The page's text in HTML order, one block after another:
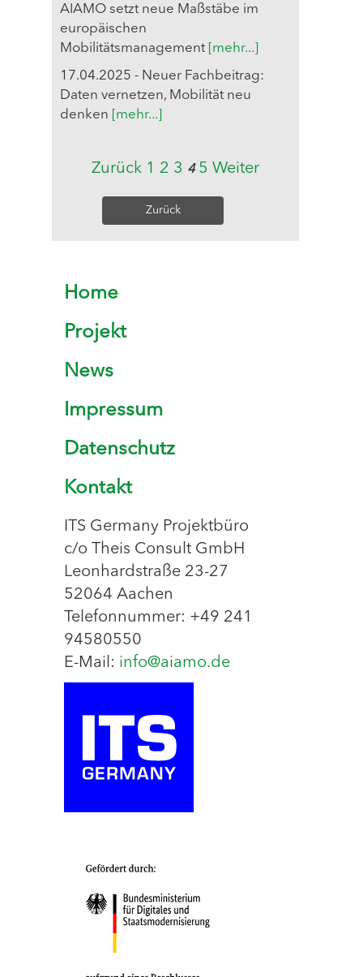
AIAMO setzt neue Maßstäbe im
europäischen
Mobilitätsmanagement [mehr...]
17.04.2025 - Neuer Fachbeitrag:
Daten vernetzen, Mobilität neu
denken
[mehr...]
Zurück 1 2 3 4 5 Weiter
Zurück
Home
Projekt
News
Impressum
Datenschutz
Kontakt
ITS Germany Projektbüro
c/o Theis Consult GmbH
Leonhardstraße 23-27
52064 Aachen
Telefonnummer: +49 241
94580550
E-Mail: info@aiamo.de